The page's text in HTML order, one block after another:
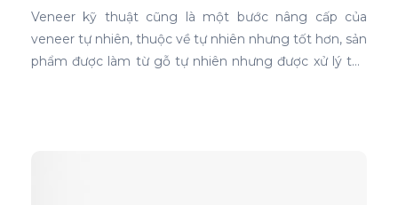
Veneer kỹ thuật cũng là một bước nâng cấp của
veneer tự nhiên, thuộc về tự nhiên nhưng tốt hơn, sản
phẩm được làm từ gỗ tự nhiên nhưng được xử lý tạo